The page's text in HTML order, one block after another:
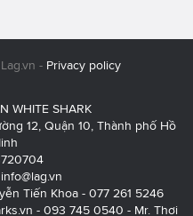
- Privacy policy
WHITE SHARK
12, Quận 10, Thành phố Hồ
info@lag.vn
Tiến Khoa - 077 261 5246
- 093 745 0540 - Mr. Thơi